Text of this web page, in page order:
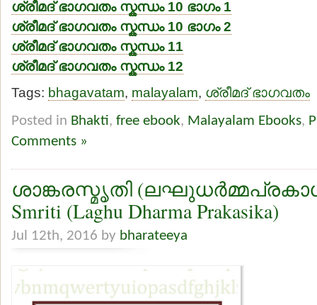
ശ്രീമദ് ഭാഗവതം സ്കന്ധം 10 ഭാഗം 1
ശ്രീമദ് ഭാഗവതം സ്കന്ധം 10 ഭാഗം 2
ശ്രീമദ് ഭാഗവതം സ്കന്ധം 11
ശ്രീമദ് ഭാഗവതം സ്കന്ധം 12
Tags: bhagavatam, malayalam, ശ്രീമദ് ഭാഗവതം
Posted in Bhakti, free ebook, Malayalam Ebooks,
Comments »
ശാങ്കരസ്മൃതി
Smriti (Laghu Dharma Prakasika)
Jul 12th, 2016 by bharateeya